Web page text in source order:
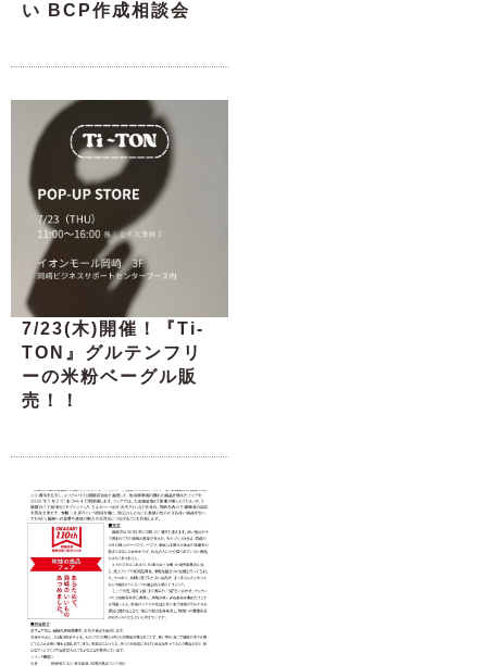
い BCP作成相談会
7/23(木)開催！『Ti-
TON』グルテンフリ
ーの米粉ベーグル販
売！！